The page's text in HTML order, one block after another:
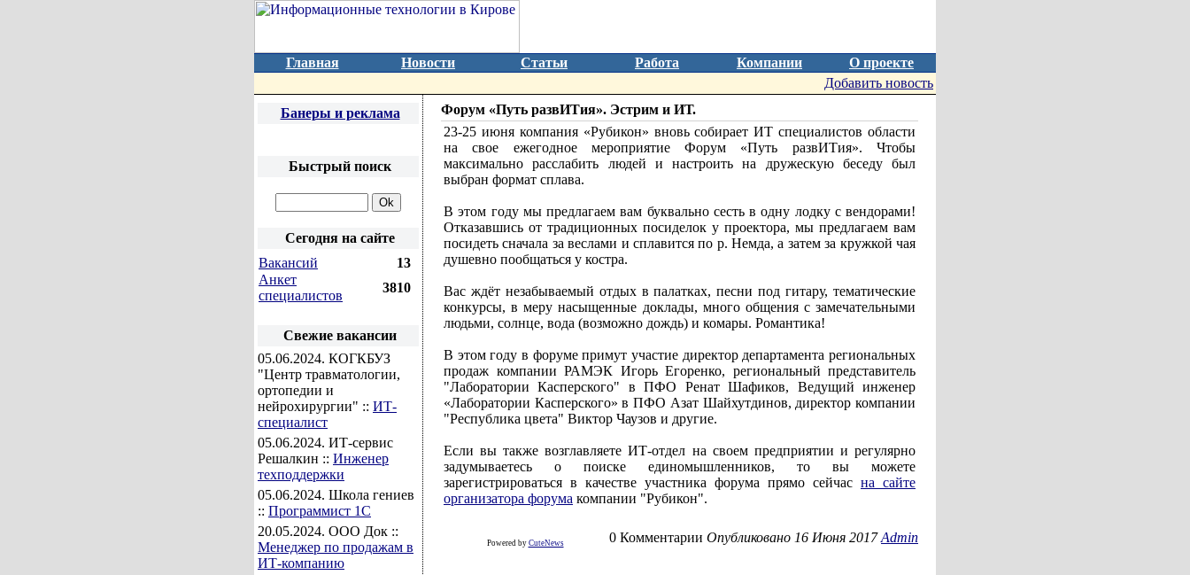
Главная Новости Статьи Работа Компании
О проекте
Добавить новость
Банеры и реклама
Быстрый поиск
Сегодня на сайте
Вакансий
13
Анкет
специалистов
3810
Свежие вакансии
05.06.2024. КОГКБУЗ
"Центр травматологии,
ортопедии и
нейрохирургии" :: ИТ-
специалист
05.06.2024. ИТ-сервис
Решалкин :: Инженер
техподдержки
05.06.2024. Школа гениев
:: Программист 1С
20.05.2024. ООО Док ::
Менеджер по продажам в
ИТ-компанию
Форум «Путь развИТия». Эстрим и ИТ.
23-25 июня компания «Рубикон» вновь собирает ИТ специалистов области
на свое ежегодное мероприятие Форум «Путь развИТия». Чтобы
максимально расслабить людей и настроить на дружескую беседу был
выбран формат сплава.
В этом году мы предлагаем вам буквально сесть в одну лодку с вендорами!
Отказавшись от традиционных посиделок у проектора, мы предлагаем вам
посидеть сначала за веслами и сплавится по р. Немда, а затем за кружкой чая
душевно пообщаться у костра.
Вас ждёт незабываемый отдых в палатках, песни под гитару, тематические
конкурсы, в меру насыщенные доклады, много общения с замечательными
людьми, солнце, вода (возможно дождь) и комары. Романтика!
В этом году в форуме примут участие директор департамента региональных
продаж компании РАМЭК Игорь Егоренко, региональный представитель
"Лаборатории Касперского" в ПФО Ренат Шафиков, Ведущий инженер
«Лаборатории Касперского» в ПФО Азат Шайхутдинов, директор компании
"Республика цвета" Виктор Чаузов и другие.
Если вы также возглавляете ИТ-отдел на своем предприятии и регулярно
задумываетесь о поиске единомышленников, то вы можете
зарегистрироваться в качестве участника форума прямо сейчас на сайте
организатора форума компании "Рубикон".
0 Комментарии Опубликовано 16 Июня 2017Admin
Powered by CuteNews